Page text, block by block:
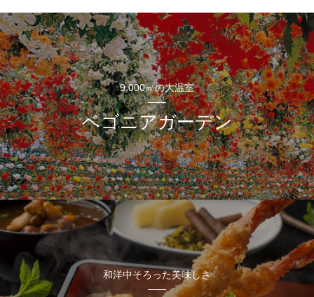
9,000㎡の大温室
ベゴニアガーデン
和洋中そろった美味しさ